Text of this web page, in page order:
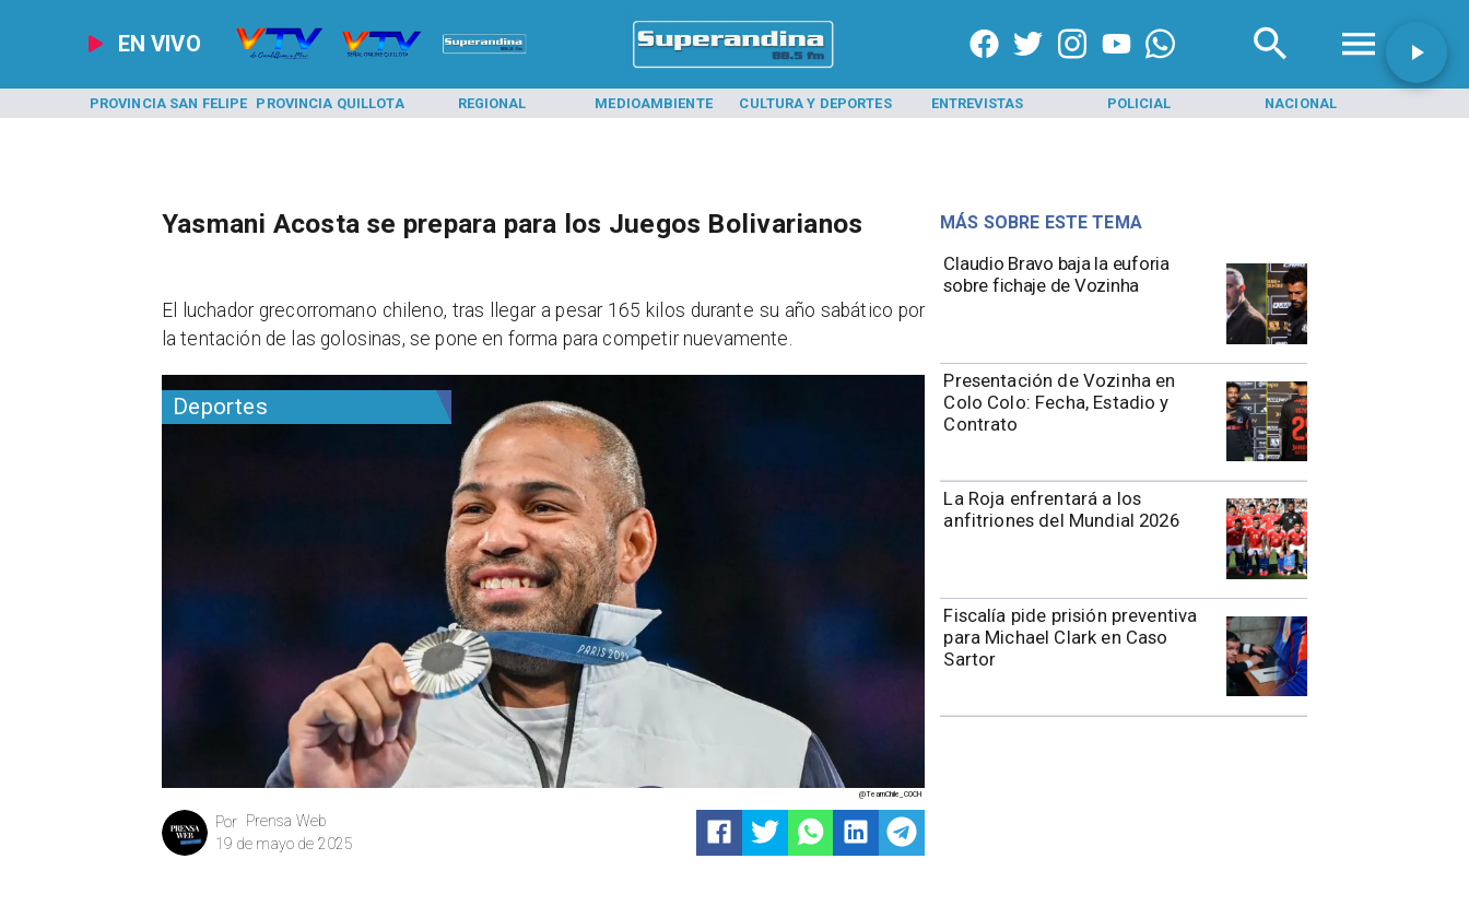
EN VIVO
PROVINCIA SAN FELIPE PROVINCIA QUILLOTA REGIONAL MEDIOAMBIENTE CULTURA Y DEPORTES ENTREVISTAS POLICIAL NACIONAL
Deportes
Prensa Web
Por
19 de mayo de 2025
@TeamChile_COCH
Claudio Bravo baja la euforia
sobre fichaje de Vozinha
Presentación de Vozinha en
Colo Colo: Fecha, Estadio y
Contrato
La Roja enfrentará a los
anfitriones del Mundial 2026
Fiscalía pide prisión preventiva
para Michael Clark en Caso
Sartor
MÁS SOBRE ESTE TEMA
Yasmani Acosta se prepara para los Juegos Bolivarianos
El luchador grecorromano chileno, tras llegar a pesar 165 kilos durante su año sabático por
la tentación de las golosinas, se pone en forma para competir nuevamente.